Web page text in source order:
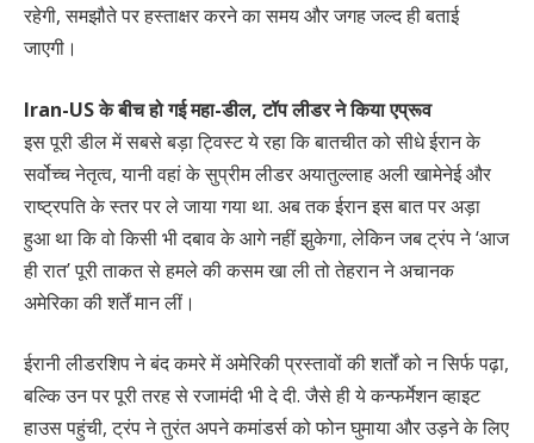
रहेगी, समझौते पर हस्ताक्षर करने का समय और जगह जल्द ही बताई
जाएगी।
Iran-US के बीच हो गई महा-डील, टॉप लीडर ने किया एप्रूव
इस पूरी डील में सबसे बड़ा ट्विस्ट ये रहा कि बातचीत को सीधे ईरान के
सर्वोच्च नेतृत्व, यानी वहां के सुप्रीम लीडर अयातुल्लाह अली खामेनेई और
राष्ट्रपति के स्तर पर ले जाया गया था. अब तक ईरान इस बात पर अड़ा
हुआ था कि वो किसी भी दबाव के आगे नहीं झुकेगा, लेकिन जब ट्रंप ने ‘आज
ही रात’ पूरी ताकत से हमले की कसम खा ली तो तेहरान ने अचानक
अमेरिका की शर्तें मान लीं।
ईरानी लीडरशिप ने बंद कमरे में अमेरिकी प्रस्तावों की शर्तों को न सिर्फ पढ़ा,
बल्कि उन पर पूरी तरह से रजामंदी भी दे दी. जैसे ही ये कन्फर्मेशन व्हाइट
हाउस पहुंची, ट्रंप ने तुरंत अपने कमांडर्स को फोन घुमाया और उड़ने के लिए